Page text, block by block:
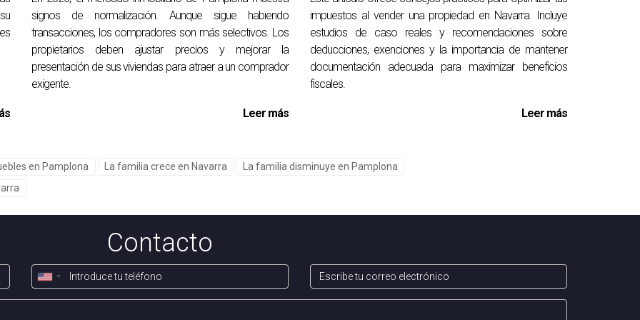
interinstitucional?
fuerzas de seguridad, servicios sociales y autoridades judiciales, para garantizar una respuesta integral y
a los propietarios, lo que podría incentivar inversiones en propiedades y, en consecuencia, aumentar la
en estos casos?
una oportunidad de encontrar soluciones que no impliquen el desalojo inmediato.
signos de normalización. Aunque sigue habiendo
transacciones, los compradores son más selectivos. Los
propietarios deben ajustar precios y mejorar la
presentación de sus viviendas para atraer a un comprador
exigente.
Leer más
impuestos al vender una propiedad en Navarra. Incluye
estudios de caso reales y recomendaciones sobre
deducciones, exenciones y la importancia de mantener
documentación adecuada para maximizar beneficios
fiscales.
Leer más
en Pamplona La familia crece en Navarra
La familia disminuye en Pamplona
Contacto